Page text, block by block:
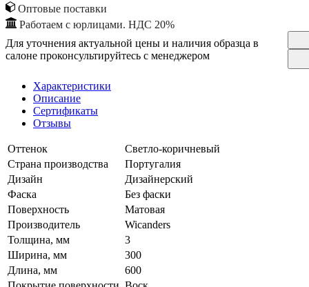
Оптовые поставки
Работаем с юрлицами. НДС 20%
Для уточнения актуальной цены и наличия образца в
салоне проконсультируйтесь с менеджером
Характеристики
Описание
Сертификаты
Отзывы
Оттенок
Светло-коричневый
Страна производства
Португалия
Дизайн
Дизайнерский
Фаска
Без фаски
Поверхность
Матовая
Производитель
Wicanders
Толщина, мм
3
Ширина, мм
300
Длина, мм
600